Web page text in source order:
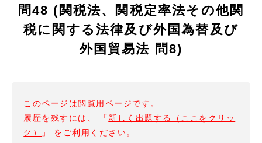
問48 (関税法、関税定率法その他関
税に関する法律及び外国為替及び
外国貿易法 問8)
このページは閲覧用ページです。
履歴を残すには、 「 新しく出題する（ここをクリッ
ク）
」 をご利用ください。